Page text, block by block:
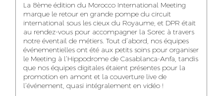
FINANCIAL
MANAGER
ACCOUNT
MANAGER
BOUDAR
ART DIRECTOR
FATIMA ZAHRA
DEBBAGH
ACCOUNT
MOHAMED
HARRATIA
DIGITAL MANAGER
NABILA SAMOUN
MEDIA ANALYST
La 8ème édition du Morocco International Meeting
marque le retour en grande pompe du circuit
international sous les cieux du Royaume, et DPR était
au rendez-vous pour accompagner la Sorec à travers
notre éventail de métiers. Tout d’abord, nos équipes
événementielles ont été aux petits soins pour organiser
le Meeting à l’Hippodrome de Casablanca-Anfa, tandis
que nos équipes digitales étaient présentes pour la
promotion en amont et la couverture live de
l’événement, quasi intégralement en vidéo !